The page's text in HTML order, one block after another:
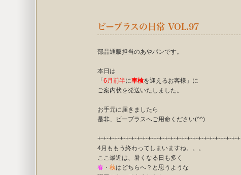
ビープラスの日常 VOL.97
部品通販担当のあやパンです。
本日は
「 6月前半に車検を迎えるお客様」に
ご案内状を発送いたしました。
お手元に届きましたら
是非、ビープラスへご用命ください(^^)
+-+-+-+-+-+-+-+-+-+-+-+-+-+-+-+-+-+-+-+-+-+-+-+-+-+
4月ももう終わってしまいますね。。。
ここ最近は、暑くなる日も多く
春 ・ 秋はどちらへ？と思うような